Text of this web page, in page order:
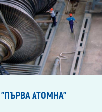
АТОМНА"